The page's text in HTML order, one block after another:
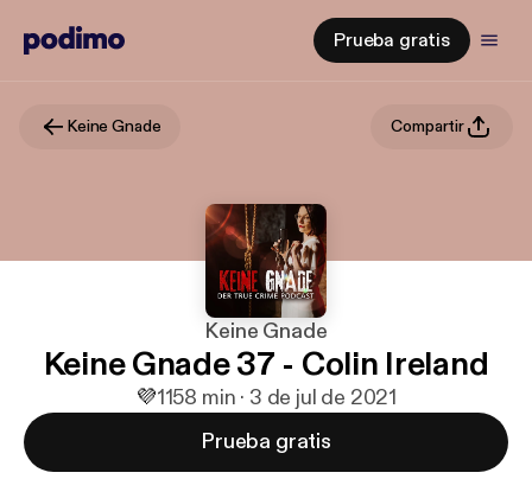
Prueba gratis
Keine Gnade Compartir
Keine Gnade
Keine Gnade 37 - Colin Ireland
💜1158 min · 3 de jul de 2021
Prueba gratis